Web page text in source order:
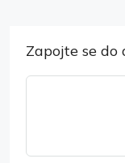
Zapojte se do